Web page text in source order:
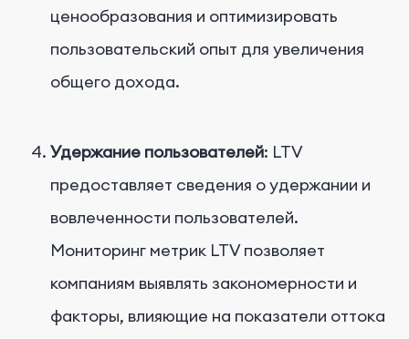
ценообразования и оптимизировать
пользовательский опыт для увеличения
общего дохода.
Удержание пользователей: LTV
предоставляет сведения о удержании и
вовлеченности пользователей.
Мониторинг метрик LTV позволяет
компаниям выявлять закономерности и
факторы, влияющие на показатели оттока